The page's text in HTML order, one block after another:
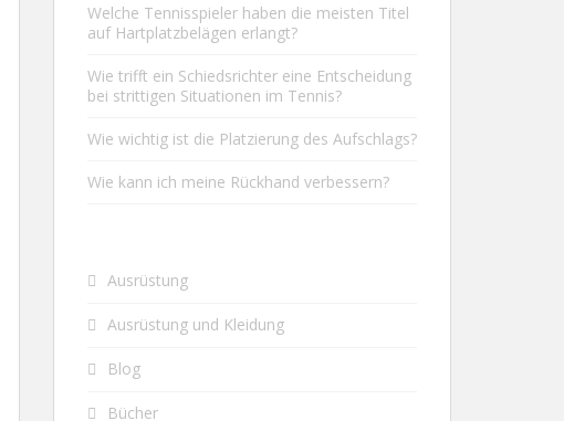
Welche Tennisspieler haben die meisten Titel
auf Hartplatzbelägen erlangt?
Wie trifft ein Schiedsrichter eine Entscheidung
bei strittigen Situationen im Tennis?
Wie wichtig ist die Platzierung des Aufschlags?
Wie kann ich meine Rückhand verbessern?
Ausrüstung
Ausrüstung und Kleidung
Blog
Bücher